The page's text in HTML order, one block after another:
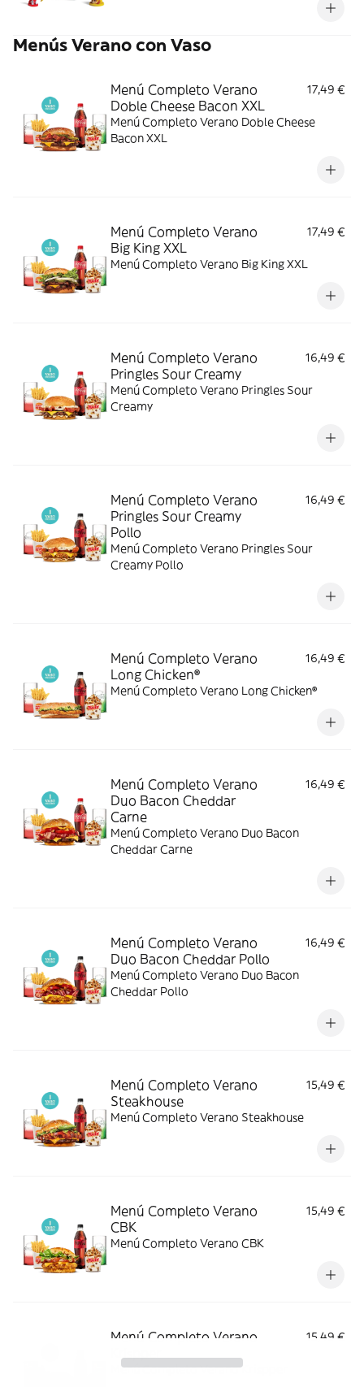
Menús Verano con Vaso
Menú Completo Verano
Doble Cheese Bacon XXL
17,49 €
Menú Completo Verano Doble Cheese
Bacon XXL
Menú Completo Verano
Big King XXL
17,49 €
Menú Completo Verano Big King XXL
Menú Completo Verano
Pringles Sour Creamy
16,49 €
Menú Completo Verano Pringles Sour
Creamy
Menú Completo Verano
Pringles Sour Creamy
Pollo
16,49 €
Menú Completo Verano Pringles Sour
Creamy Pollo
Menú Completo Verano
Long Chicken®
16,49 €
Menú Completo Verano Long Chicken®
Menú Completo Verano
Duo Bacon Cheddar
Carne
16,49 €
Menú Completo Verano Duo Bacon
Cheddar Carne
Menú Completo Verano
Duo Bacon Cheddar Pollo
16,49 €
Menú Completo Verano Duo Bacon
Cheddar Pollo
Menú Completo Verano
Steakhouse
15,49 €
Menú Completo Verano Steakhouse
Menú Completo Verano
CBK
15,49 €
Menú Completo Verano CBK
Menú Completo Verano
15,49 €
Menú Completo Verano Krispper